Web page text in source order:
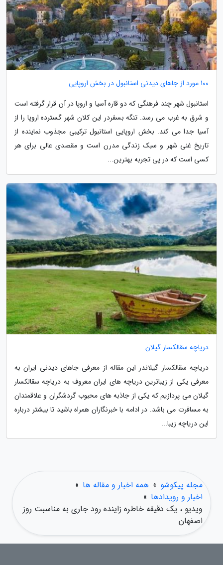
100 مورد از جاهای دیدنی استانبول در بخش اروپایی
استانبول شهر چند فرهنگی که دو قاره آسیا و اروپا در آن قرار گرفته است
و شرق به غرب می رسد. تنگه بسفردر این کلان شهر گسترده اروپا را از
آسیا جدا می کند. بخش اروپایی استانبول ترکیبی مجذوب نماینده از
تاریخ غنی شهر و سبک زندگی مدرن است و مقصدی عالی برای هر
کسی است که در پی تجربه بهترین...
دریاچه سقالکسار گیلان
دریاچه سقالکسار گیلاندر این مقاله از معرفی جاهای دیدنی ایران به
معرفی یکی از زیباترین دریاچه های ایران معروف به دریاچه سقالکسار
گیلان می پردازیم که یکی از جاذبه های محبوب گردشگران و علاقمندان
به مسافرت می باشد. در ادامه با خبرنگاران همراه باشید تا بیشتر درباره
این دریاچه زیبا...
مجله پیکوشو » همه اخبار و مقاله ها »
اخبار و رویدادها »
ویدیو ، یک دقیقه خاطره زاینده رود جاری به مناسبت روز
اصفهان